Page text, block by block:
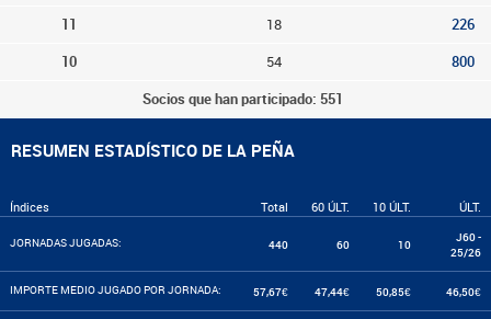
11 18 226
10 54 800
Socios que han participado: 551
RESUMEN ESTADÍSTICO DE LA PEÑA
Índices Total 60 ÚLT. 10 ÚLT. ÚLT.
JORNADAS JUGADAS: 440 60 10
J60 -
25/26
IMPORTE MEDIO JUGADO POR JORNADA: 57,67€ 47,44€ 50,85€ 46,50€